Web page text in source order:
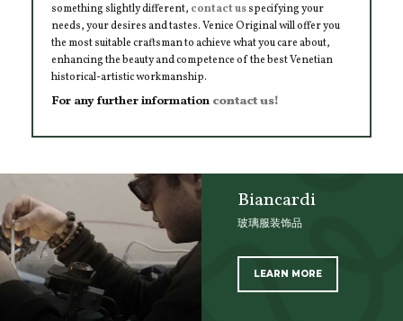
something slightly different, contact usspecifying your
needs, your desires and tastes. Venice Original will offer you
the most suitable craftsman to achieve what you care about,
enhancing the beauty and competence of the best Venetian
historical-artistic workmanship.
For any further information contact us!
Biancardi
玻璃服装饰品
LEARN MORE